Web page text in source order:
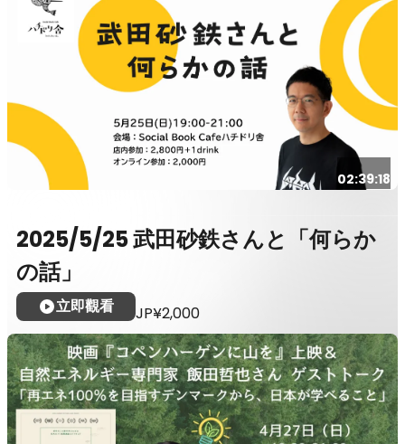
02:39:18
2025/5/25 武田砂鉄さんと「何らか
の話」
立即觀看 JP¥2,000